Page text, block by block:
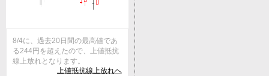
8/4に、過去20日間の最高値であ
る244円を超えたので、上値抵抗
線上放れとなります。
上値抵抗線上放れへ